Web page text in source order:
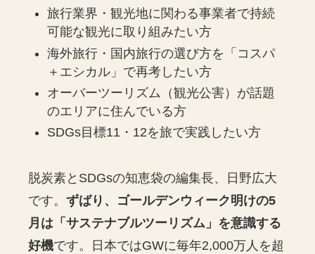
旅行業界・観光地に関わる事業者で持続
可能な観光に取り組みたい方
海外旅行・国内旅行の選び方を「コスパ
＋エシカル」で再考したい方
オーバーツーリズム（観光公害）が話題
のエリアに住んでいる方
SDGs目標11・12を旅で実践したい方
脱炭素とSDGsの知恵袋の編集長、日野広大
です。ずばり、ゴールデンウィーク明けの5
月は「サステナブルツーリズム」を意識する
好機です。日本ではGWに毎年2,000万人を超